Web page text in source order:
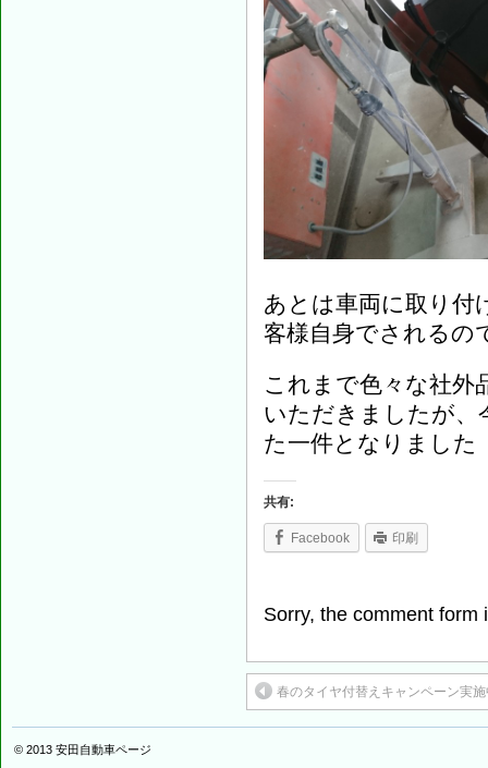
あとは車両に取り付
客様自身でされるの
これまで色々な社外
いただきましたが、
た一件となりました
共有:
Facebook 印刷
Sorry, the comment form
春のタイヤ付替えキャンペーン実
© 2013 安田自動車ページ